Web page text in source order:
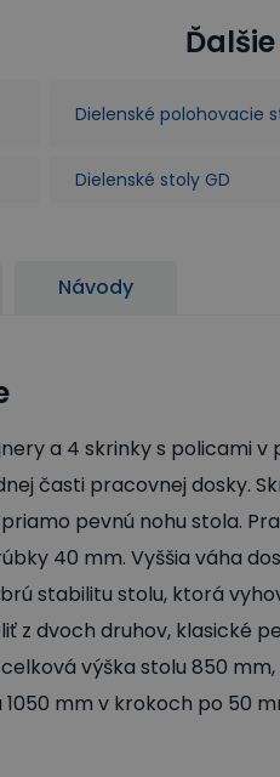
Dielenské polohovacie
Dielenské stoly GD
Návody
a 4 skrinky s policami v
časti pracovnej dosky.
pevnú nohu stola.
40 mm. Vyššia váha
stabilitu stolu, ktorá
z dvoch druhov, klasické
výška stolu 850
mm v krokoch po 50